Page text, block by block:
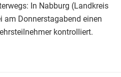
In Nabburg (Landkreis
Donnerstagabend einen
kontrolliert.